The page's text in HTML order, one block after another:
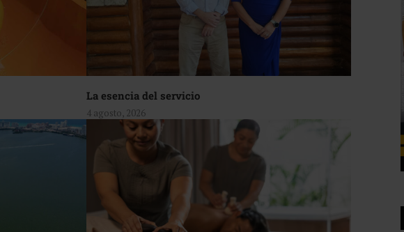
La esencia del servicio
4 agosto, 2026